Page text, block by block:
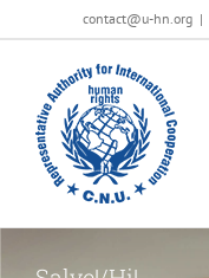
al
contenuto
contact@u-hn.org |